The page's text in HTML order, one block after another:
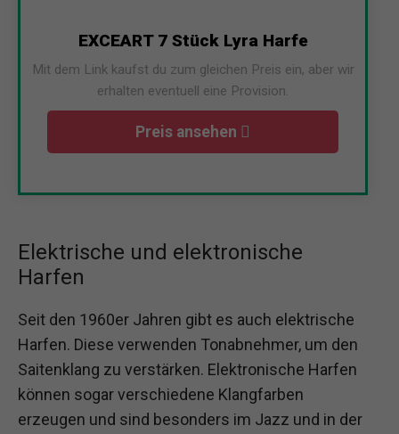
EXCEART 7 Stück Lyra Harfe
Mit dem Link kaufst du zum gleichen Preis ein, aber wir
erhalten eventuell eine Provision.
Preis ansehen
Elektrische und elektronische
Harfen
Seit den 1960er Jahren gibt es auch elektrische
Harfen. Diese verwenden Tonabnehmer, um den
Saitenklang zu verstärken. Elektronische Harfen
können sogar verschiedene Klangfarben
erzeugen und sind besonders im Jazz und in der